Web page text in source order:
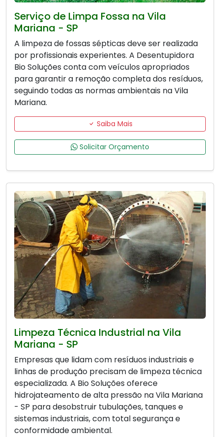
Serviço de Limpa Fossa na Vila
Mariana - SP
A limpeza de fossas sépticas deve ser realizada
por profissionais experientes. A Desentupidora
Bio Soluções conta com veículos apropriados
para garantir a remoção completa dos resíduos,
seguindo todas as normas ambientais na Vila
Mariana.
Saiba Mais
Solicitar Orçamento
Limpeza Técnica Industrial na Vila
Mariana - SP
Empresas que lidam com resíduos industriais e
linhas de produção precisam de limpeza técnica
especializada. A Bio Soluções oferece
hidrojateamento de alta pressão na Vila Mariana
- SP para desobstruir tubulações, tanques e
sistemas industriais, com total segurança e
conformidade ambiental.